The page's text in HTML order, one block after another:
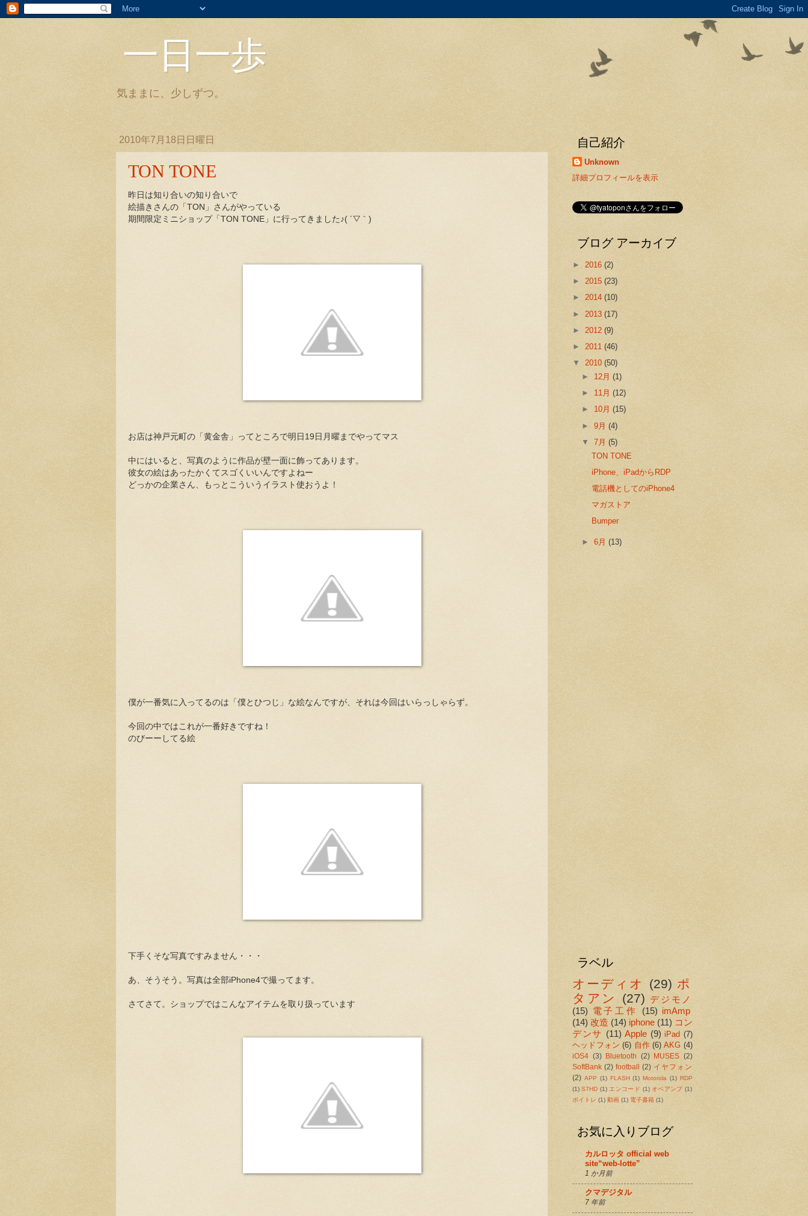
一日一歩
気ままに、少しずつ。
2010年7月18日日曜日
TON TONE
昨日は知り合いの知り合いで
絵描きさんの「TON」さんがやっている
期間限定ミニショップ「TON TONE」に行ってきました♪( ´▽｀)
お店は神戸元町の「黄金舎」ってところで明日19日月曜までやってマス
中にはいると、写真のように作品が壁一面に飾ってあります。
彼女の絵はあったかくてスゴくいいんですよねー
どっかの企業さん、もっとこういうイラスト使おうよ！
僕が一番気に入ってるのは「僕とひつじ」な絵なんですが、それは今回はいらっしゃらず。
今回の中ではこれが一番好きですね！
のびーーしてる絵
下手くそな写真ですみません・・・
あ、そうそう。写真は全部iPhone4で撮ってます。
さてさて。ショップではこんなアイテムを取り扱っています
自己紹介
Unknown
詳細プロフィールを表示
ブログ アーカイブ
► 2016 (2)
► 2015 (23)
► 2014 (10)
► 2013 (17)
► 2012 (9)
► 2011 (46)
▼ 2010 (50)
► 12月(1)
► 11月(12)
► 10月(15)
►9月(4)
▼7月(5)
TON TONE
iPhone、iPadからRDP
電話機としてのiPhone4
マガストア
Bumper
►6月(13)
ラベル
オーディオ (29) ポ
タアン
(27) デジモノ
(15) 電子工作 (15) imAmp
(14) 改造 (14) iphone (11) コン
デンサ (11) Apple (9) iPad (7)
ヘッドフォン (6) 自作 (6) AKG (4)
iOS4 (3) Bluetooth (2) MUSES (2)
SoftBank (2) football (2) イヤフォン
(2) APP (1) FLASH (1) Motorola (1) RDP
(1) S7HD (1) エンコード (1) オペアンプ (1)
ボイトレ (1) 動画 (1) 電子書籍 (1)
お気に入りブログ
カルロッタ official web
site“web-lotte”
1 か月前
クマデジタル
7 年前